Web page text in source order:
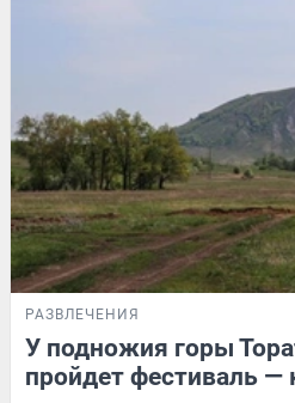
РАЗВЛЕЧЕНИЯ
У подножия горы
пройдет фестиваль —